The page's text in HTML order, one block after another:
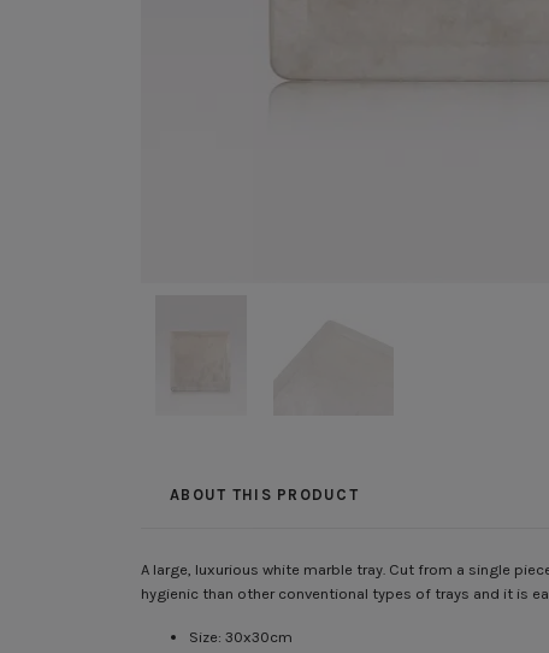
ABOUT THIS PRODUCT
A large, luxurious white marble tray. Cut from a single
hygienic than other conventional types of trays and it is
Size: 30x30cm